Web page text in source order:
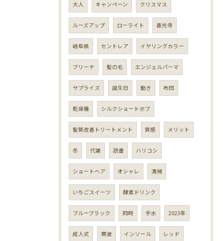
大人 キャンペーン クリスマス
ルーズアップ ローライト 善光寺
岐阜県 セントレア イヤリングカラー
ブリーチ 髪の毛 エンジェルパーマ
サプライズ 誕生日 動き 布団
乾燥機 シルクショートボブ
髪質改善トリートメント 質感 メリット
冬 代謝 読書 ハリコシ
ショートヘア オシャレ 清掃
いちごスイーツ 酵素ドリンク
ブルーブラック 同時 手水 2023年
成人式 寒波 インソール レッド